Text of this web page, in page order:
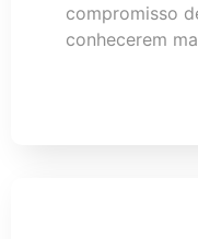
compromisso
conhecerem